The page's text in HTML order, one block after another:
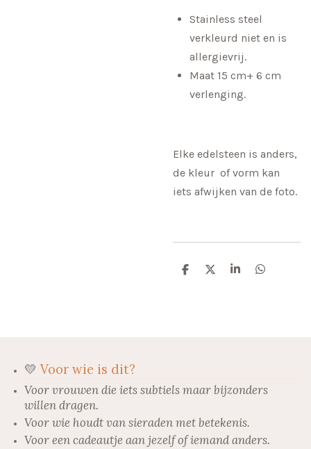
Stainless steel
verkleurd niet en is
allergievrij.
Maat 15 cm+ 6 cm
verlenging.
Elke edelsteen is anders,
de kleur of vorm kan
iets afwijken van de foto.
D
D
S
D
💛 Voor wie is dit?
Voor vrouwen die iets subtiels maar bijzonders
willen dragen.
Voor wie houdt van sieraden met betekenis.
Voor een cadeautje aan jezelf of iemand anders.